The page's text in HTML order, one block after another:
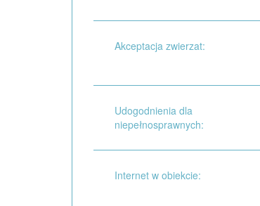
Akceptacja zwierzat:
Udogodnienia dla
niepełnosprawnych:
Internet w obiekcie: